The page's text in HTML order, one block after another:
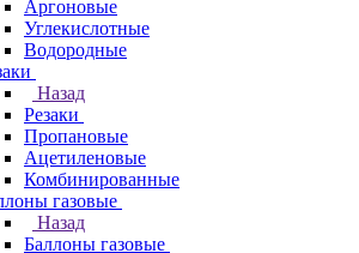
Аргоновые
Углекислотные
Водородные
Назад
Резаки
Пропановые
Ацетиленовые
Комбинированные
газовые
Назад
Баллоны газовые